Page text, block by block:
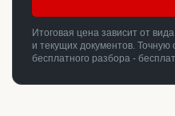
Итоговая цена зависит от
и текущих документов. Точную
бесплатного разбора -